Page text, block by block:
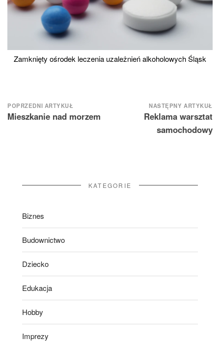
Zamknięty ośrodek leczenia uzależnień alkoholowych Śląsk
Nawigacja
wpisu
POPRZEDNI ARTYKUŁ
Mieszkanie nad morzem
NASTĘPNY ARTYKUŁ
Reklama warsztat
samochodowy
KATEGORIE
Biznes
Budownictwo
Dziecko
Edukacja
Hobby
Imprezy